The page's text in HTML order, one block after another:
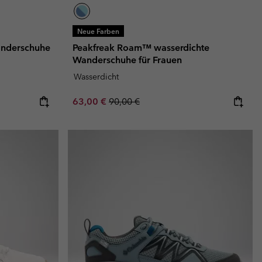
Neue Farben
Peakfreak Roam™ wasserdichte
Wanderschuhe für Frauen
Wasserdicht
Sale price:
63,00 € Regular price:
90,00 €